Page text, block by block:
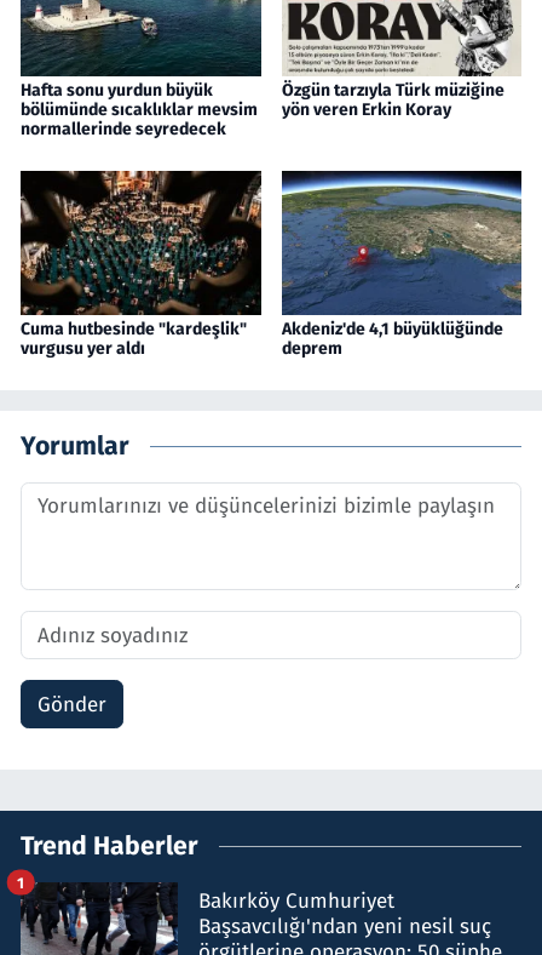
Hafta sonu yurdun büyük
bölümünde sıcaklıklar mevsim
normallerinde seyredecek
Özgün tarzıyla Türk müziğine
yön veren Erkin Koray
Cuma hutbesinde "kardeşlik"
vurgusu yer aldı
Akdeniz'de 4,1 büyüklüğünde
deprem
Yorumlar
Gönder
Trend Haberler
Bakırköy Cumhuriyet
Başsavcılığı'ndan yeni nesil suç
1